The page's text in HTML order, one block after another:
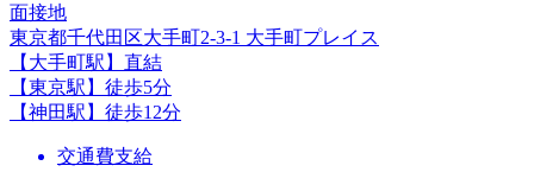
面接地
東京都千代田区大手町2-3-1 大手町プレイス
【大手町駅】直結
【東京駅】徒歩5分
【神田駅】徒歩12分
交通費支給